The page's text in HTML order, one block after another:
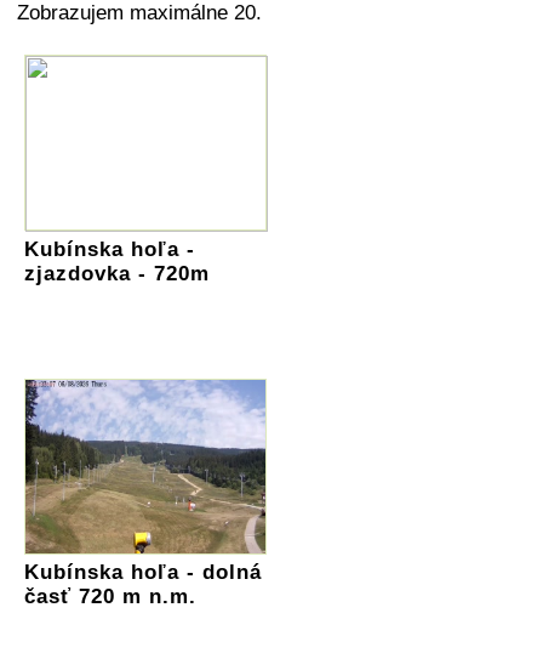
Zobrazujem maximálne 20.
Kubínska hoľa -
zjazdovka - 720m
Kubínska hoľa - dolná
časť 720 m n.m.